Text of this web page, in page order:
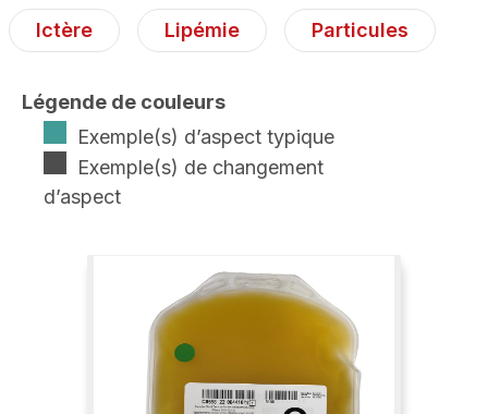
Ictère Lipémie Particules
Légende de couleurs
Exemple(s) d’aspect typique
Exemple(s) de changement
d’aspect